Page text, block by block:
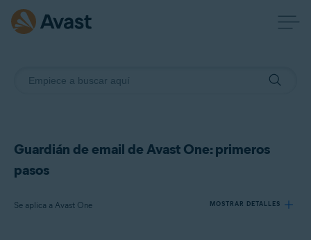
Guardián de email de Avast One: primeros
pasos
Se aplica a Avast One MOSTRAR DETALLES